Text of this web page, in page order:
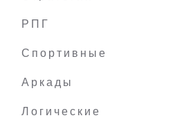
РПГ
Спортивные
Аркады
Логические